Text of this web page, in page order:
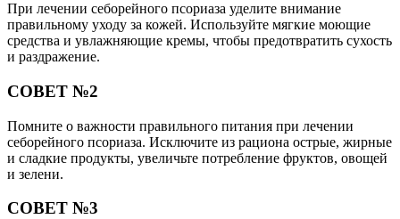
При лечении себорейного псориаза уделите внимание
правильному уходу за кожей. Используйте мягкие моющие
средства и увлажняющие кремы, чтобы предотвратить сухость
и раздражение.
СОВЕТ №2
Помните о важности правильного питания при лечении
себорейного псориаза. Исключите из рациона острые, жирные
и сладкие продукты, увеличьте потребление фруктов, овощей
и зелени.
СОВЕТ №3